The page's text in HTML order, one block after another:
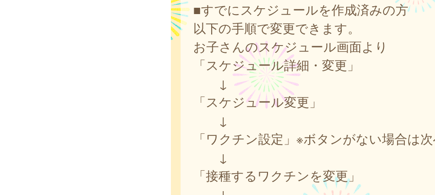
■すでにスケジュールを作成済みの方
以下の手順で変更できます。
お子さんのスケジュール画面より
「スケジュール詳細・変更」
↓
「スケジュール変更」
↓
「ワクチン設定」※ボタンがない場合は
↓
「接種するワクチンを変更」